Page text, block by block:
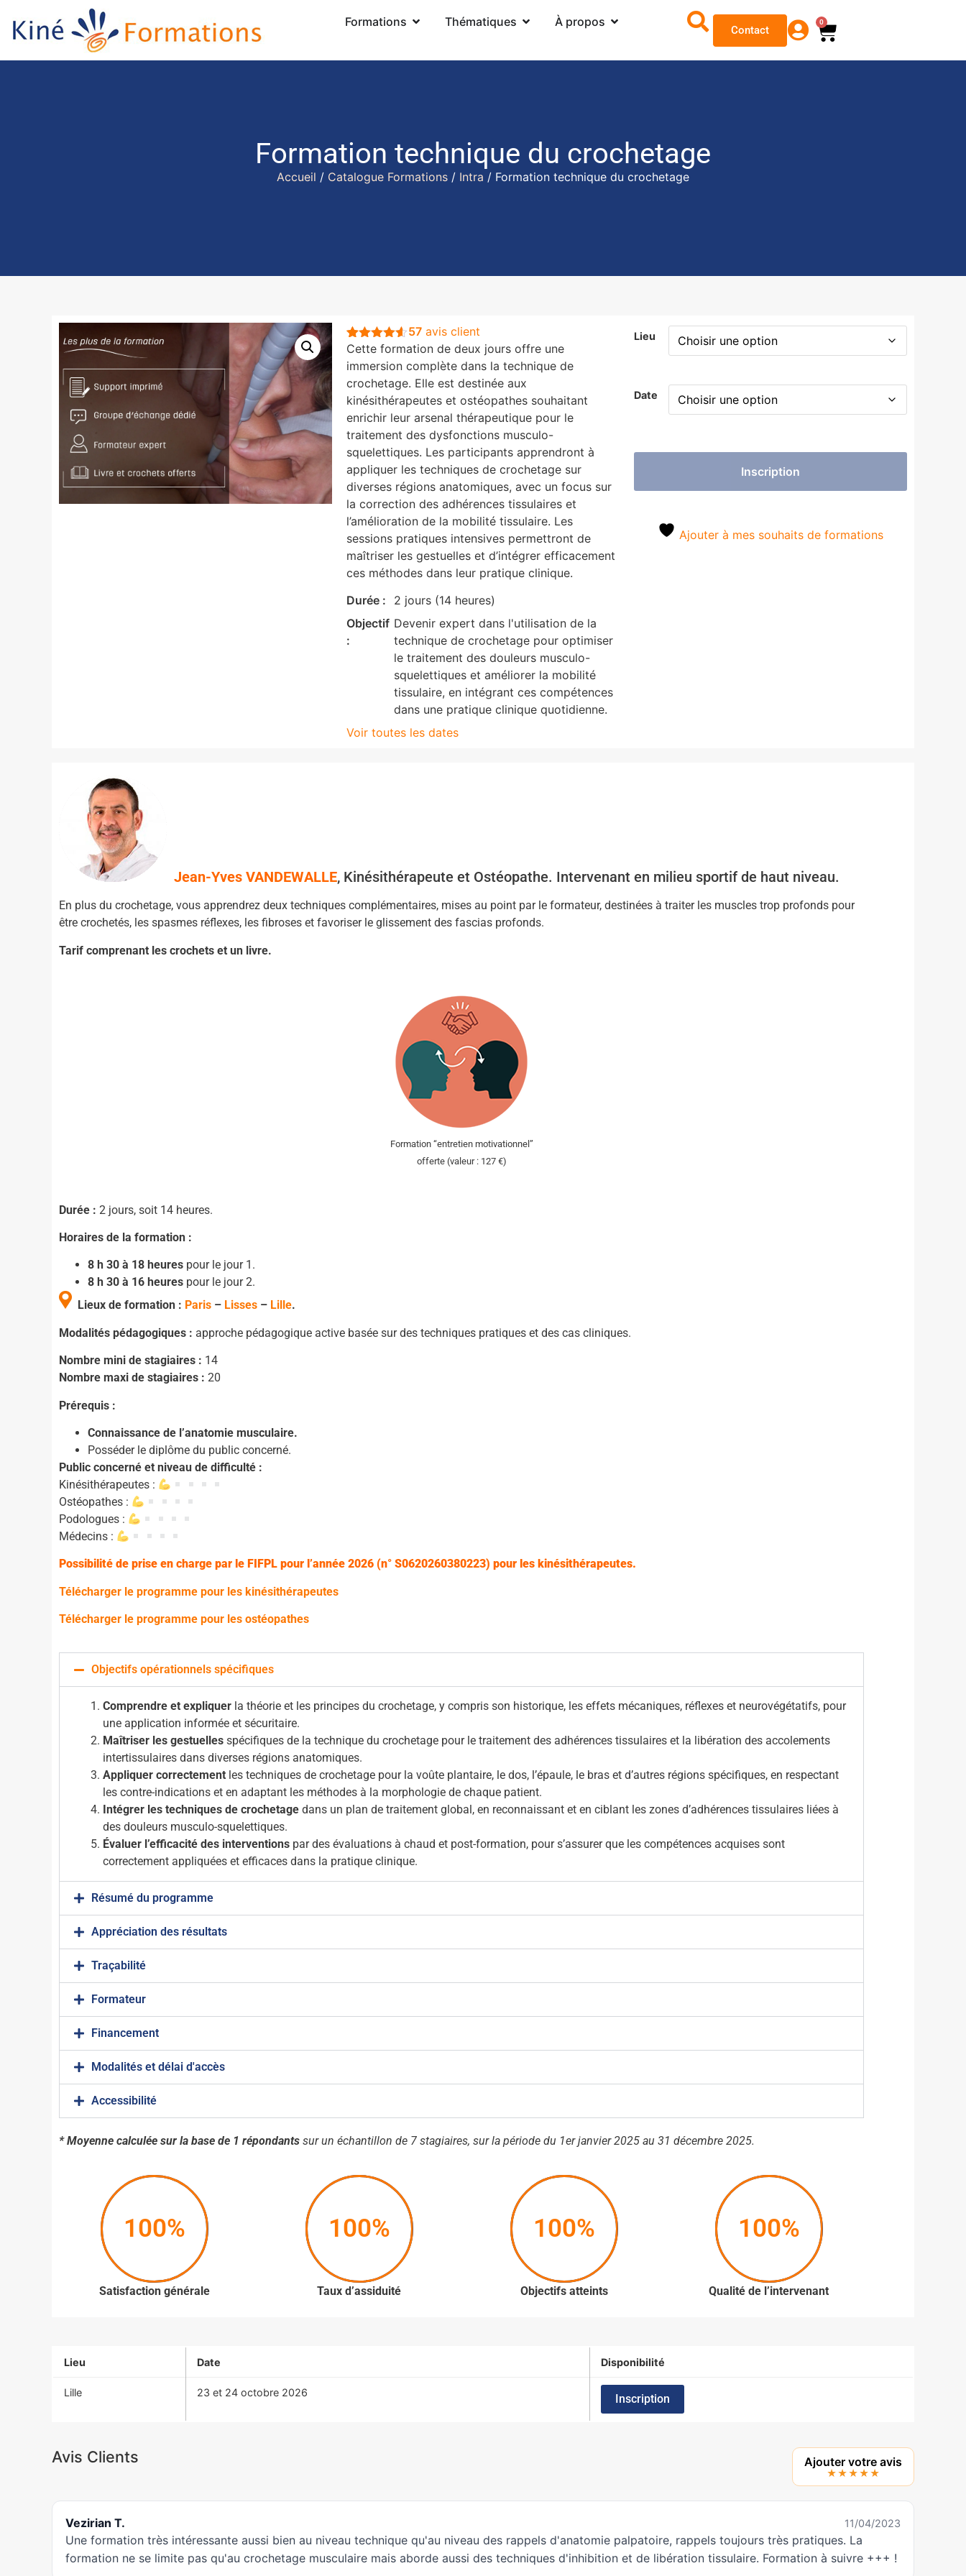
Formations Thématiques À propos
Contact
0
Formation technique du crochetage
Accueil / Catalogue Formations / Intra / Formation technique du crochetage
Noté4.5
sur 5
basé sur
57
notations
client
57 avis client
Cette formation de deux jours offre une
immersion complète dans la technique de
crochetage. Elle est destinée aux
kinésithérapeutes et ostéopathes souhaitant
enrichir leur arsenal thérapeutique pour le
traitement des dysfonctions musculo-
squelettiques. Les participants apprendront à
appliquer les techniques de crochetage sur
diverses régions anatomiques, avec un focus sur
la correction des adhérences tissulaires et
l’amélioration de la mobilité tissulaire. Les
sessions pratiques intensives permettront de
maîtriser les gestuelles et d’intégrer efficacement
ces méthodes dans leur pratique clinique.
Durée :
2 jours (14 heures)
Objectif
:
Devenir expert dans l'utilisation de la
technique de crochetage pour optimiser
le traitement des douleurs musculo-
squelettiques et améliorer la mobilité
tissulaire, en intégrant ces compétences
dans une pratique clinique quotidienne.
Voir toutes les dates
Lieu
Date
Inscription
Ajouter à mes souhaits de formations
Jean-Yves VANDEWALLE, Kinésithérapeute et Ostéopathe. Intervenant en milieu sportif de haut niveau.
En plus du crochetage, vous apprendrez deux techniques complémentaires, mises au point par le formateur, destinées à traiter les muscles trop profonds pour
être crochetés, les spasmes réflexes, les fibroses et favoriser le glissement des fascias profonds.
Tarif comprenant les crochets et un livre.
Formation “entretien motivationnel”
offerte (valeur : 127 €)
Durée : 2 jours, soit 14 heures.
Horaires de la formation :
8 h 30 à 18 heures pour le jour 1.
8 h 30 à 16 heures pour le jour 2.
Lieux de formation : Paris – Lisses – Lille.
Modalités pédagogiques : approche pédagogique active basée sur des techniques pratiques et des cas cliniques.
Nombre mini de stagiaires : 14
Nombre maxi de stagiaires : 20
Prérequis :
Connaissance de l’anatomie musculaire.
Posséder le diplôme du public concerné.
Public concerné et niveau de difficulté :
Kinésithérapeutes :
Ostéopathes :
Podologues :
Médecins :
Possibilité de prise en charge par le FIFPL pour l’année 2026 (n° S0620260380223) pour les kinésithérapeutes.
Télécharger le programme pour les kinésithérapeutes
Télécharger le programme pour les ostéopathes
Objectifs opérationnels spécifiques
Comprendre et expliquer la théorie et les principes du crochetage, y compris son historique, les effets mécaniques, réflexes et neurovégétatifs, pour
une application informée et sécuritaire.
Maîtriser les gestuelles spécifiques de la technique du crochetage pour le traitement des adhérences tissulaires et la libération des accolements
intertissulaires dans diverses régions anatomiques.
Appliquer correctement les techniques de crochetage pour la voûte plantaire, le dos, l’épaule, le bras et d’autres régions spécifiques, en respectant
les contre-indications et en adaptant les méthodes à la morphologie de chaque patient.
Intégrer les techniques de crochetage dans un plan de traitement global, en reconnaissant et en ciblant les zones d’adhérences tissulaires liées à
des douleurs musculo-squelettiques.
Évaluer l’efficacité des interventions par des évaluations à chaud et post-formation, pour s’assurer que les compétences acquises sont
correctement appliquées et efficaces dans la pratique clinique.
Résumé du programme
Appréciation des résultats
Traçabilité
Formateur
Financement
Modalités et délai d'accès
Accessibilité
* Moyenne calculée sur la base de 1 répondants sur un échantillon de 7 stagiaires, sur la période du 1er janvier 2025 au 31 décembre 2025.
100%
Satisfaction générale
100%
Taux d’assiduité
100%
Objectifs atteints
100%
Qualité de l’intervenant
Lieu Date Disponibilité
Lille 23 et 24 octobre 2026 Inscription
Avis Clients Ajouter votre avis
★★★★★
Vezirian T. 11/04/2023
Une formation très intéressante aussi bien au niveau technique qu'au niveau des rappels d'anatomie palpatoire, rappels toujours très pratiques. La
formation ne se limite pas qu'au crochetage musculaire mais aborde aussi des techniques d'inhibition et de libération tissulaire. Formation à suivre +++ !